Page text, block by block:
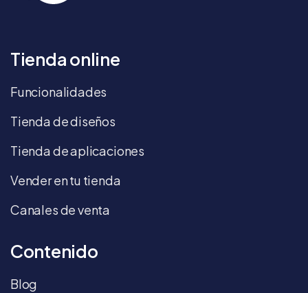
Tienda online
Funcionalidades
Tienda de diseños
Tienda de aplicaciones
Vender en tu tienda
Canales de venta
Contenido
Blog